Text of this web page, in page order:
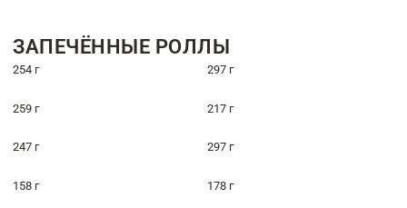
ЗАПЕЧЁННЫЕ РОЛЛЫ
254 г 297 г
259 г 217 г
247 г 297 г
158 г 178 г